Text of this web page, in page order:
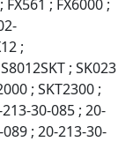
FX561 ; FX6000 ;
;
; SK023
; SKT2300 ;
30-085 ; 20-
; 20-213-30-